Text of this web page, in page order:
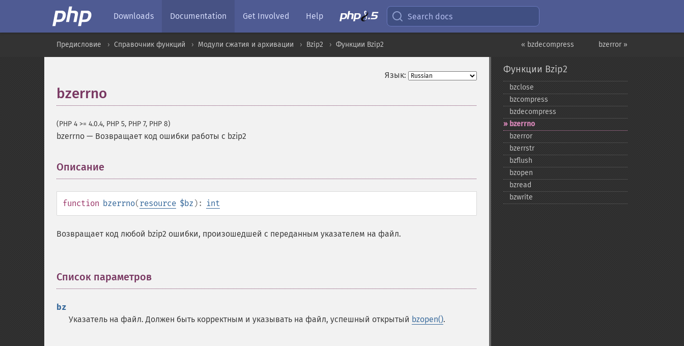
Downloads Documentation Get Involved Help Search docs
bzerror »
« bzdecompress
Предисловие Справочник функций Модули сжатия и архивации Bzip2 Функции Bzip2
Язык:
bzerrno
(PHP 4 >= 4.0.4, PHP 5, PHP 7, PHP 8)
bzerrno — Возвращает код ошибки работы с bzip2
Описание
function bzerrno(resource $bz ): int
Возвращает код любой bzip2 ошибки, произошедшей с переданным указателем на файл.
Список параметров
bz
Указатель на файл. Должен быть корректным и указывать на файл, успешный открытый bzopen().
Функции Bzip2
bzclose
bzcompress
bzdecompress
bzerrno
bzerror
bzerrstr
bzflush
bzopen
bzread
bzwrite